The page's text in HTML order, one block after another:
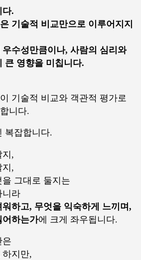
다.
기술적 비교만으로 이루어지지
수성만큼이나, 사람의 심리와
큰 영향을 미칩니다.
기술적 비교와 객관적 평가로
니다.
복잡합니다.
,
,
그대로 둘지는
니라
하고, 무엇을 익숙하게 느끼며,
어하는가에 크게 좌우됩니다.
은
하지만,